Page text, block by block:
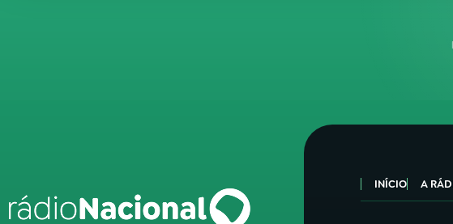
INÍCIO A